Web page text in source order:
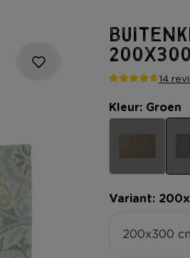
14
Kleur: Groen
Variant:
200x300